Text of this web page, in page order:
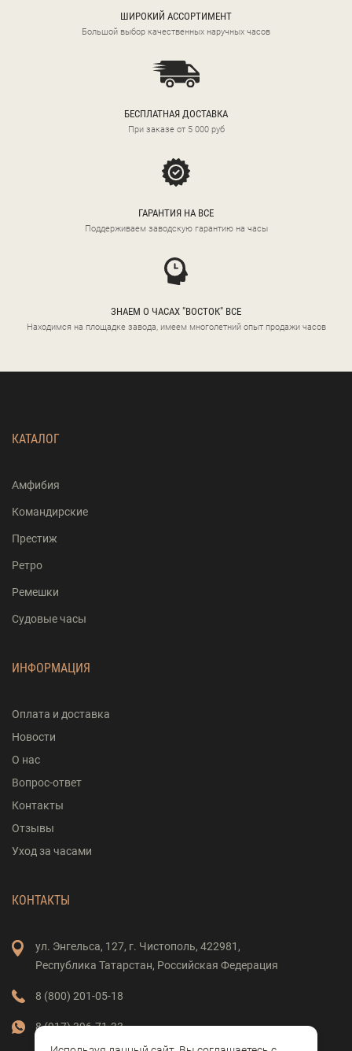
ШИРОКИЙ АССОРТИМЕНТ
Большой выбор качественных наручных часов
БЕСПЛАТНАЯ ДОСТАВКА
При заказе от 5 000 руб
ГАРАНТИЯ НА ВСЕ
Поддерживаем заводскую гарантию на часы
ЗНАЕМ О ЧАСАХ "ВОСТОК" ВСЕ
Находимся на площадке завода, имеем многолетний опыт продажи часов
КАТАЛОГ
Амфибия
Командирские
Престиж
Ретро
Ремешки
Судовые часы
ИНФОРМАЦИЯ
Оплата и доставка
Новости
О нас
Вопрос-ответ
Контакты
Отзывы
Уход за часами
КОНТАКТЫ
ул. Энгельса, 127, г. Чистополь, 422981,
Республика Татарстан, Российская Федерация
8 (800) 201-05-18
8 (917) 396-71-33